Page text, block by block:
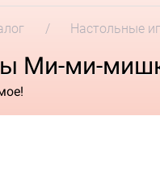
Настольные
Ми-ми-